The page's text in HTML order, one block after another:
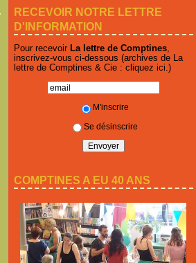
RECEVOIR NOTRE LETTRE
D'INFORMATION
Pour recevoir La lettre de Comptines,
inscrivez-vous ci-dessous (archives de La
lettre de Comptines & Cie : cliquez ici .)
M'inscrire
Se désinscrire
COMPTINES A EU 40 ANS